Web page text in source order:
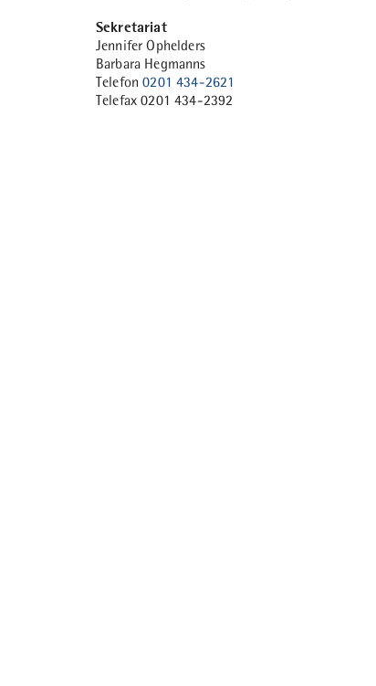
Sekretariat
Jennifer Ophelders
Barbara Hegmanns
Telefon0201 434-2621
Telefax 0201 434-2392